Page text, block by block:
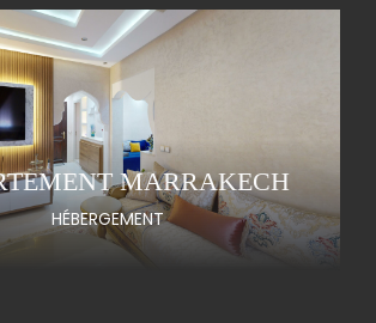
MARRAKECH
HÉBERGEMENT